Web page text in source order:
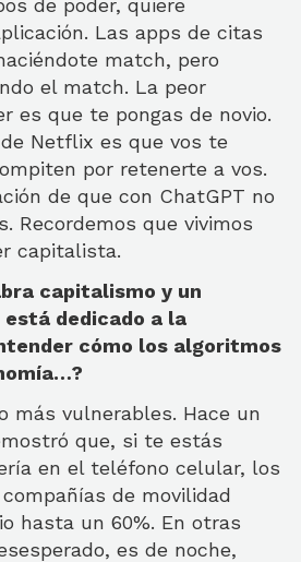
de poder, quiere
Las apps de citas
match, pero
el match. La peor
es que te pongas de novio.
Netflix es que vos te
por retenerte a vos.
de que con ChatGPT no
Recordemos que vivimos
capitalista.
capitalismo y un
dedicado a la
cómo los algoritmos
más vulnerables. Hace un
que, si te estás
en el teléfono celular, los
de movilidad
hasta un 60%. En otras
es de noche,